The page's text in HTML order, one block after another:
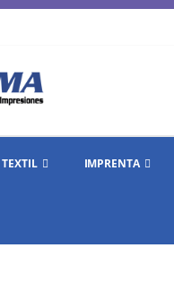
TEXTIL IMPRENTA